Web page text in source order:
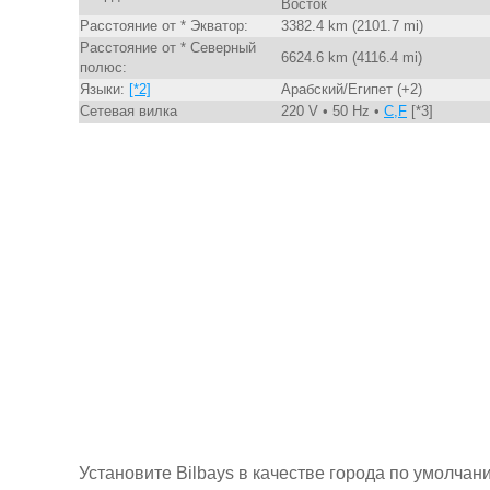
Восток
Расстояние от * Экватор:
3382.4 km (2101.7 mi)
Расстояние от * Северный
полюс:
6624.6 km (4116.4 mi)
Языки: [*2]
Арабский/Египет (+2)
Сетевая вилка
220 V • 50 Hz • C,F [*3]
Установите Bilbays в качестве города по